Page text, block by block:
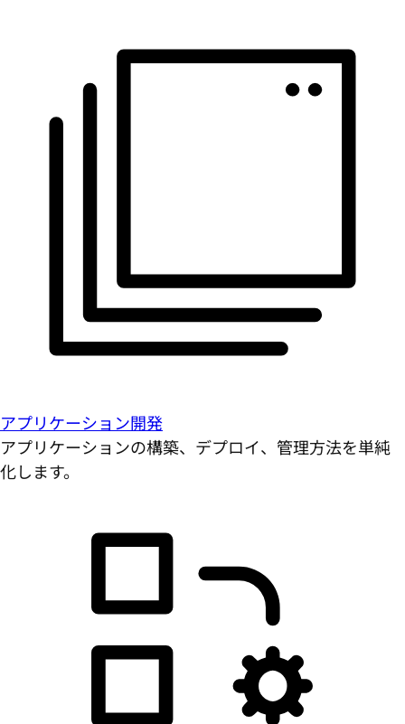
アプリケーション開発
アプリケーションの構築、デプロイ、管理方法を単純
化します。